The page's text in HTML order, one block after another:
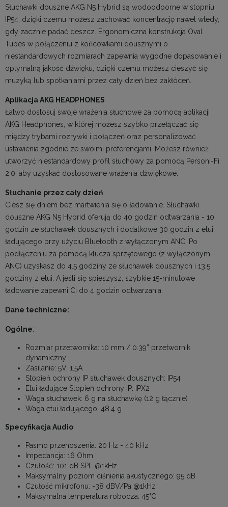
Słuchawki douszne AKG N5 Hybrid są wodoodporne w stopniu
IP54, dzięki czemu możesz zachować koncentrację nawet wtedy,
gdy zacznie padać deszcz. Ergonomiczna konstrukcja Oval
Tubes w połączeniu z końcówkami dousznymi o
niestandardowych rozmiarach zapewnia wygodne dopasowanie i
optymalną jakość dźwięku, dzięki czemu możesz cieszyć się
muzyką lub spotkaniami przez cały dzień bez zakłóceń.
Aplikacja AKG HEADPHONES
Łatwo dostosuj swoje wrażenia słuchowe za pomocą aplikacji
AKG Headphones, w której możesz szybko przełączać się
między trybami rozrywki i połączeń oraz personalizować
ustawienia zgodnie ze swoimi preferencjami. Możesz również
utworzyć niestandardowy profil słuchowy za pomocą Personi-Fi
2.0, aby uzyskać dostosowane wrażenia dźwiękowe.
Słuchanie przez cały dzień
Ciesz się dniem bez martwienia się o ładowanie. Słuchawki
douszne AKG N5 Hybrid oferują do 40 godzin odtwarzania - 10
godzin ze słuchawek dousznych i dodatkowe 30 godzin z etui
ładującego przy użyciu Bluetooth z wyłączonym ANC. Po
podłączeniu za pomocą klucza sprzętowego (z wyłączonym
ANC) uzyskasz do 4.5 godziny ze słuchawek dousznych i 13.5
godziny z etui. A jeśli się spieszysz, szybkie 15-minutowe
ładowanie zapewni Ci do 4 godzin odtwarzania.
Dane techniczne:
Ogólne:
Rozmiar przetwornika: 10 mm / 0.39” przetwornik
dynamiczny
Zasilanie: 5V, 1.5A
Stopień ochrony IP słuchawek dousznych: IP54
Etui ładujące Stopień ochrony IP: IPX2
Waga słuchawek: 6 g na słuchawkę (12 g łącznie)
Waga etui ładującego: 48.4 g
Specyfikacja Audio:
Pasmo przenoszenia: 20 Hz - 40 kHz
Impedancja: 16 Ohm
Czułość: 101 dB SPL @1kHz
Maksymalny poziom ciśnienia akustycznego: 95 dB
Czułość mikrofonu: -38 dBV/Pa @1kHz
Maksymalna temperatura robocza: 45°C